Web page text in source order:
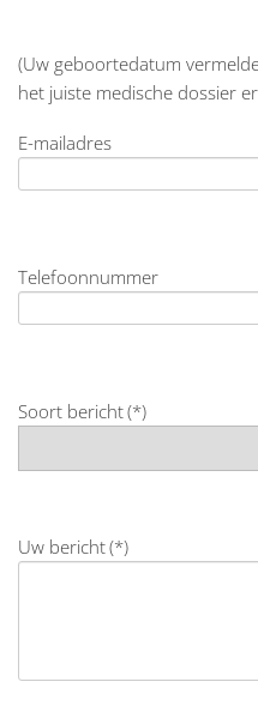
(Uw geboortedatum
het juiste medische dossier
E-mailadres
Telefoonnummer
Soort bericht(*)
Uw bericht(*)